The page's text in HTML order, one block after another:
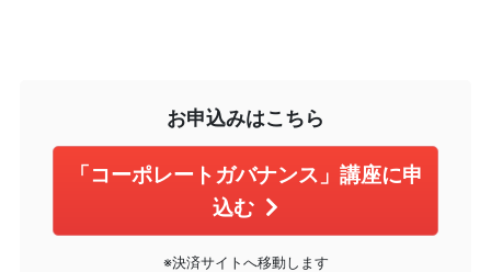
お申込みはこちら
「コーポレートガバナンス」講座に申
込む
※決済サイトへ移動します